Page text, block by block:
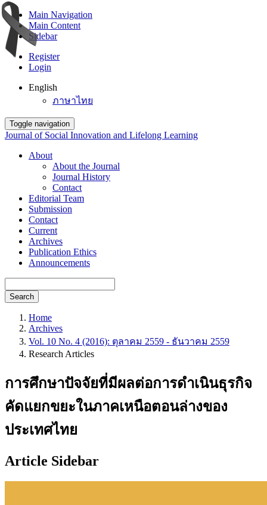
Main Navigation
Main Content
Sidebar
Register
Login
English
ภาษาไทย
Toggle navigation
Journal of Social Innovation and Lifelong Learning
About
About the Journal
Journal History
Contact
Editorial Team
Submission
Contact
Current
Archives
Publication Ethics
Announcements
Search
Home
Archives
Vol. 10 No. 4 (2016): ตุลาคม 2559 - ธันวาคม 2559
Research Articles
การศึกษาปัจจัยที่มีผลต่อการดำเนินธุรกิจ
คัดแยกขยะในภาคเหนือตอนล่างของ
ประเทศไทย
Article Sidebar